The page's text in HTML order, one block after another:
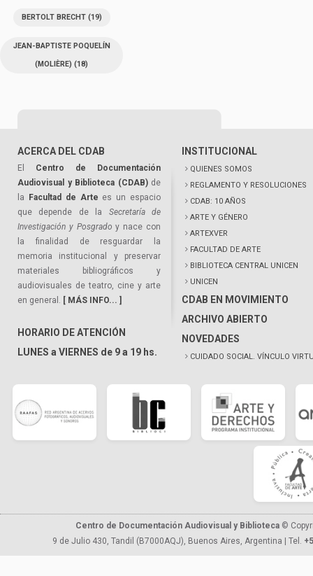
BERTOLT BRECHT(19)
JEAN-BAPTISTE POQUELÍN
(MOLIÈRE) (18)
ACERCA DEL CDAB
El Centro de Documentación
Audiovisual y Biblioteca (CDAB)de
la
Facultad de Arte es un espacio
que depende de la Secretaría de
Investigación y Posgrado y nace con
la finalidad de resguardar la
memoria institucional y preservar
materiales bibliográficos y
audiovisuales de teatro, cine y arte
en general. [ MÁS INFO... ]
HORARIO DE ATENCIÓN
LUNES a VIERNES de 9 a 19 hs.
INSTITUCIONAL
QUIENES SOMOS
REGLAMENTO Y RESOLUCIONES
CDAB: 10 AÑOS
ARTE Y GÉNERO
ARTEXVER
FACULTAD DE ARTE
BIBLIOTECA CENTRAL UNICEN
UNICEN
CDAB EN MOVIMIENTO
ARCHIVO ABIERTO
NOVEDADES
CUIDADO SOCIAL. VÍNCULO
Centro de Documentación Audiovisual y Biblioteca ©
9 de Julio 430, Tandil (B7000AQJ), Buenos Aires, Argentina | Tel.